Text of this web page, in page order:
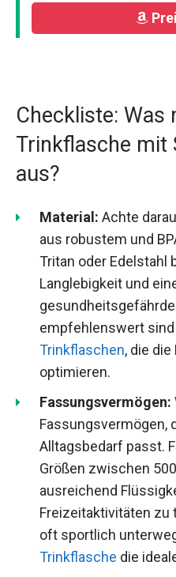
Checkliste: Was
Trinkflasche mit
aus?
Material: Achte
aus robustem und
Tritan oder Edelstahl
Langlebigkeit und
empfehlenswert sind
Trinkflaschen, die
optimieren.
Fassungsvermögen:
Fassungsvermögen,
Alltagsbedarf passt.
Größen zwischen
ausreichend
Freizeitaktivitäten zu
oft sportlich
Trinkflasche die